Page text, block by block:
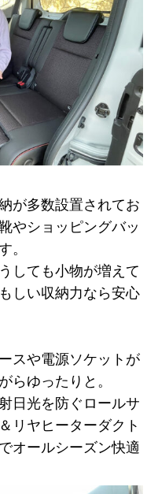
が多数設置されてお
やショッピングバッ
。
しても小物が増えて
しい収納力なら安心
スや電源ソケットが
らゆったりと。
日光を防ぐロールサ
リヤヒーターダクト
オールシーズン快適